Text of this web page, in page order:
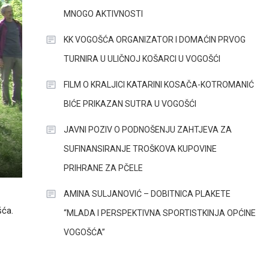
MNOGO AKTIVNOSTI
KK VOGOŠĆA ORGANIZATOR I DOMAĆIN PRVOG
TURNIRA U ULIČNOJ KOŠARCI U VOGOŠĆI
FILM O KRALJICI KATARINI KOSAČA-KOTROMANIĆ
BIĆE PRIKAZAN SUTRA U VOGOŠĆI
JAVNI POZIV O PODNOŠENJU ZAHTJEVA ZA
SUFINANSIRANJE TROŠKOVA KUPOVINE
PRIHRANE ZA PČELE
AMINA SULJANOVIĆ – DOBITNICA PLAKETE
“MLADA I PERSPEKTIVNA SPORTISTKINJA OPĆINE
VOGOŠĆA”